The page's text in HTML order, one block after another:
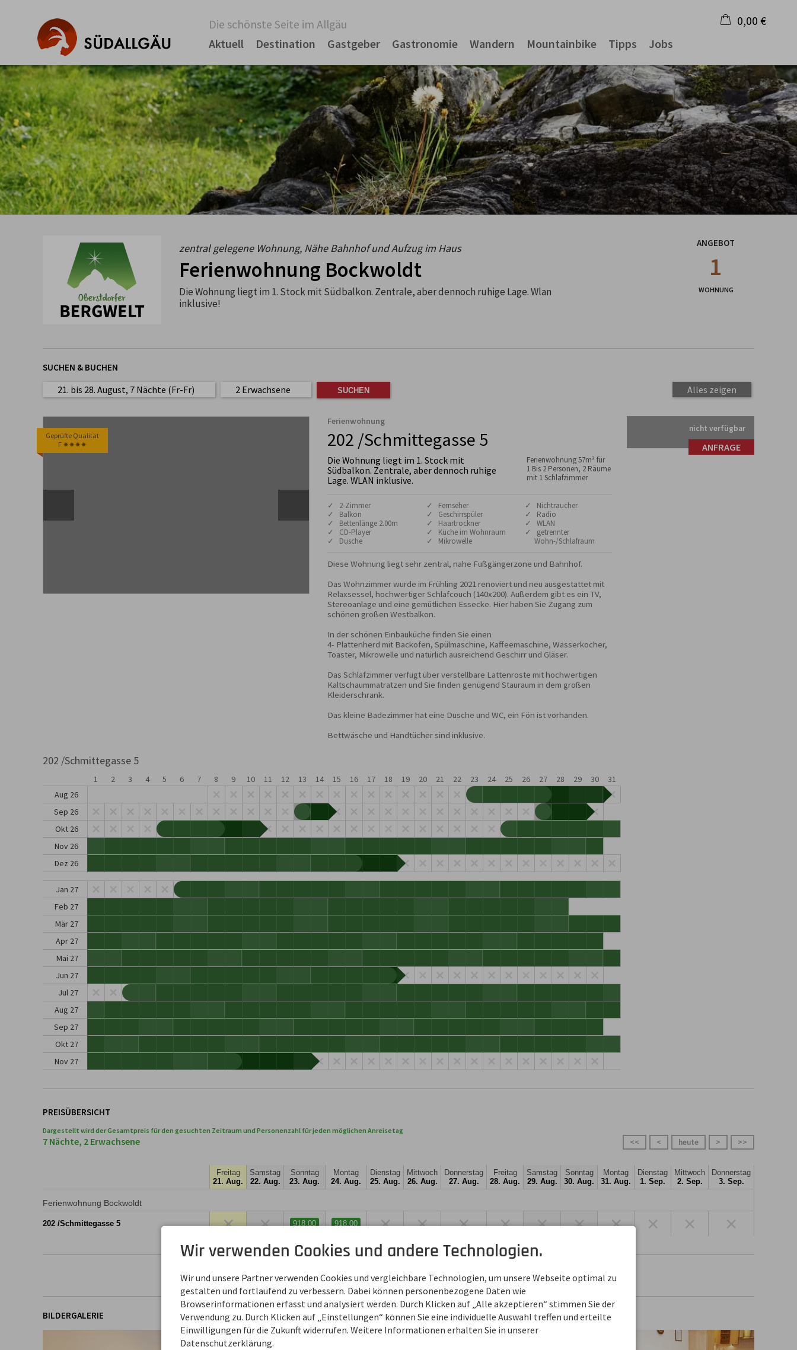
Die schönste Seite im Allgäu
Aktuell
Destination Gastgeber Gastronomie Wandern Mountainbike Tipps Jobs
0,00 €
Warenkorb ist leer
zentral gelegene Wohnung, Nähe Bahnhof und Aufzug im Haus
Ferienwohnung Bockwoldt
Die Wohnung liegt im 1. Stock mit Südbalkon. Zentrale, aber dennoch ruhige Lage. Wlan
inklusive!
ANGEBOT
1
WOHNUNG
SUCHEN & BUCHEN
21. bis 28. August, 7 Nächte (Fr-Fr) 2 Erwachsene Alles zeigen
Geprüfte Qualität
F ✷✷✷✷
Ferienwohnung
202 /Schmittegasse 5
Die Wohnung liegt im 1. Stock mit
Südbalkon. Zentrale, aber dennoch ruhige
Lage. WLAN inklusive.
Ferienwohnung 57m² für
1 Bis 2 Personen, 2 Räume
mit 1 Schlafzimmer
✓ 2-Zimmer
✓ Balkon
✓ Bettenlänge 2.00m
✓ CD-Player
✓ Dusche
✓ Fernseher
✓ Geschirrspüler
✓ Haartrockner
✓ Küche im Wohnraum
✓ Mikrowelle
✓ Nichtraucher
✓ Radio
✓ WLAN
✓ getrennter
Wohn-/Schlafraum
Diese Wohnung liegt sehr zentral, nahe Fußgängerzone und Bahnhof.
Das Wohnzimmer wurde im Frühling 2021 renoviert und neu ausgestattet mit
Relaxsessel, hochwertiger Schlafcouch (140x200). Außerdem gibt es ein TV,
Stereoanlage und eine gemütlichen Essecke. Hier haben Sie Zugang zum
schönen großen Westbalkon.
In der schönen Einbauküche finden Sie einen
4- Plattenherd mit Backofen, Spülmaschine, Kaffeemaschine, Wasserkocher,
Toaster, Mikrowelle und natürlich ausreichend Geschirr und Gläser.
Das Schlafzimmer verfügt über verstellbare Lattenroste mit hochwertigen
Kaltschaummatratzen und Sie finden genügend Stauraum in dem großen
Kleiderschrank.
Das kleine Badezimmer hat eine Dusche und WC, ein Fön ist vorhanden.
Bettwäsche und Handtücher sind inklusive.
nicht verfügbar
ANFRAGE
202 /Schmittegasse 5
1 2 3 4 5 6 7 8 9 10 11 12 13 14 15 16 17 18 19 20 21 22 23 24 25 26 27 28 29 30
31
Aug 26
Sep 26
Okt 26
Nov 26
Dez 26
Jan 27
Feb 27
Mär 27
Apr 27
Mai 27
Jun 27
Jul 27
Aug 27
Sep 27
Okt 27
Nov 27
PREISÜBERSICHT
Dargestellt wird der Gesamtpreis für den gesuchten Zeitraum und Personenzahl für jeden möglichen Anreisetag
7 Nächte, 2 Erwachsene >>
>
heute
<
<<
Freitag
21. Aug.
Samstag
22. Aug.
Sonntag
23. Aug.
Montag
24. Aug.
Dienstag
25. Aug.
Mittwoch
26. Aug.
Donnerstag
27. Aug.
Freitag
28. Aug.
Samstag
29. Aug.
Sonntag
30. Aug.
Montag
31. Aug.
Dienstag
1. Sep.
Mittwoch
2. Sep.
Donnerstag
3. Sep.
Ferienwohnung Bockwoldt
202 /Schmittegasse 5 × × 918,00 918,00 × × × × × × × × × ×
BILDERGALERIE
Wir verwenden Cookies und andere Technologien.
Wir und unsere Partner verwenden Cookies und vergleichbare Technologien, um unsere Webseite optimal zu
gestalten und fortlaufend zu verbessern. Dabei können personenbezogene Daten wie
Browserinformationen erfasst und analysiert werden. Durch Klicken auf „Alle akzeptieren“ stimmen Sie der
Verwendung zu. Durch Klicken auf „Einstellungen“ können Sie eine individuelle Auswahl treffen und erteilte
Einwilligungen für die Zukunft widerrufen. Weitere Informationen erhalten Sie in unserer
Datenschutzerklärung.